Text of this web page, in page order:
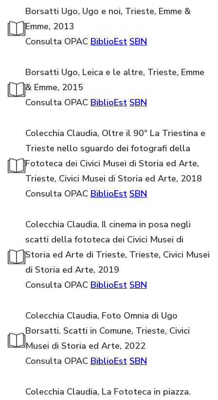
Borsatti Ugo, Ugo e noi, Trieste, Emme &
Emme, 2013
Consulta OPAC BiblioEst SBN
Borsatti Ugo, Leica e le altre, Trieste, Emme
& Emme, 2015
Consulta OPAC BiblioEst SBN
Colecchia Claudia, Oltre il 90° La Triestina e
Trieste nello sguardo dei fotografi della
Fototeca dei Civici Musei di Storia ed Arte,
Trieste, Civici Musei di Storia ed Arte, 2018
Consulta OPAC BiblioEst SBN
Colecchia Claudia, Il cinema in posa negli
scatti della fototeca dei Civici Musei di
Storia ed Arte di Trieste, Trieste, Civici Musei
di Storia ed Arte, 2019
Consulta OPAC BiblioEst SBN
Colecchia Claudia, Foto Omnia di Ugo
Borsatti. Scatti in Comune, Trieste, Civici
Musei di Storia ed Arte, 2022
Consulta OPAC BiblioEst SBN
Colecchia Claudia, La Fototeca in piazza.